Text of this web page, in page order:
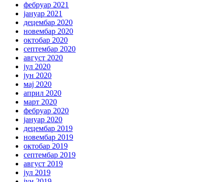
фебруар 2021
јануар 2021
децембар 2020
новембар 2020
октобар 2020
септембар 2020
август 2020
јул 2020
јун 2020
мај 2020
април 2020
март 2020
фебруар 2020
јануар 2020
децембар 2019
новембар 2019
октобар 2019
септембар 2019
август 2019
јул 2019